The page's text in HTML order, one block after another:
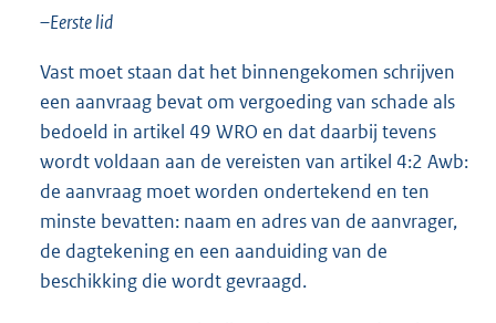
–Eerste lid
Vast moet staan dat het binnengekomen schrijven
een aanvraag bevat om vergoeding van schade als
bedoeld in artikel 49 WRO en dat daarbij tevens
wordt voldaan aan de vereisten van artikel 4:2 Awb:
de aanvraag moet worden ondertekend en ten
minste bevatten: naam en adres van de aanvrager,
de dagtekening en een aanduiding van de
beschikking die wordt gevraagd.